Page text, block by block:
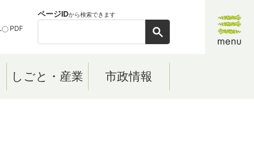
PDF
ページIDから検索できます
しごと・産業 市政情報